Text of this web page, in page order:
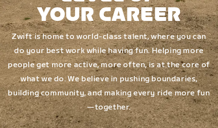
YOUR CAREER
Zwift is home to world-class talent, where you can
do your best work while having fun. Helping more
people get more active, more often, is at the core of
what we do. We believe in pushing boundaries,
building community, and making every ride more fun
—together.